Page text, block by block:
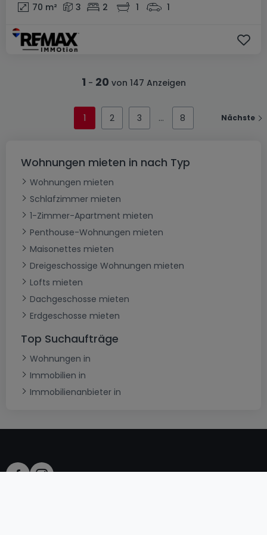
70 m² 3 2 1 1
1 - 20 von 147 Anzeigen
1 2 3 8 Nächste
Wohnungen mieten in nach Typ
Wohnungen mieten
Schlafzimmer mieten
1-Zimmer-Apartment mieten
Penthouse-Wohnungen mieten
Maisonettes mieten
Dreigeschossige Wohnungen mieten
Lofts mieten
Dachgeschosse mieten
Erdgeschosse mieten
Top Suchaufträge
Wohnungen in
Immobilien in
Immobilienanbieter in